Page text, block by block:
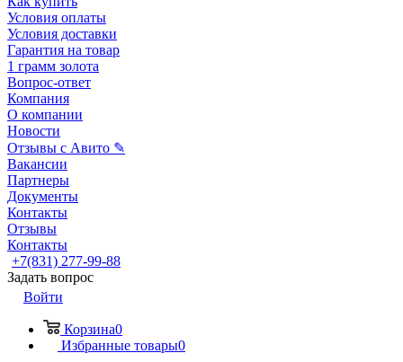
Условия оплаты
Условия доставки
Гарантия на товар
1 грамм золота
Вопрос-ответ
Компания
О компании
Новости
Отзывы с Авито ✎
Вакансии
Партнеры
Документы
Контакты
Отзывы
Контакты
+7(831) 277-99-88
Задать вопрос
Войти
Корзина0
Избранные товары0